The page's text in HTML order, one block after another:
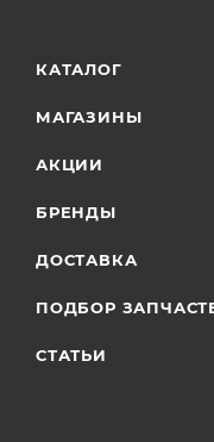
КАТАЛОГ
МАГАЗИНЫ
АКЦИИ
БРЕНДЫ
ДОСТАВКА
ПОДБОР
СТАТЬИ